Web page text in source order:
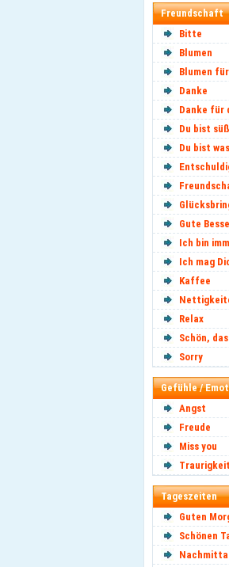
Freundschaft
Bitte
Blumen
Blumen
Danke
Danke für
Du bist süß
Du bist
Gute
Ich bin
Ich mag
Kaffee
Relax
Schön,
Sorry
Gefühle /
Angst
Freude
Miss you
Traurigkeit
Tageszeiten
Guten
Schönen